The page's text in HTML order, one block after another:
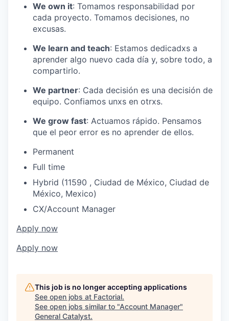
We own it: Tomamos responsabilidad por
cada proyecto. Tomamos decisiones, no
excusas.
We learn and teach: Estamos dedicadxs a
aprender algo nuevo cada día y, sobre todo, a
compartirlo.
We partner: Cada decisión es una decisión de
equipo. Confiamos unxs en otrxs.
We grow fast: Actuamos rápido. Pensamos
que el peor error es no aprender de ellos.
Permanent
Full time
Hybrid (11590 , Ciudad de México, Ciudad de
México, Mexico)
CX/Account Manager
Apply now
Apply now
This job is no longer accepting applications
See open jobs at Factorial.
See open jobs similar to "Account Manager"
General Catalyst.